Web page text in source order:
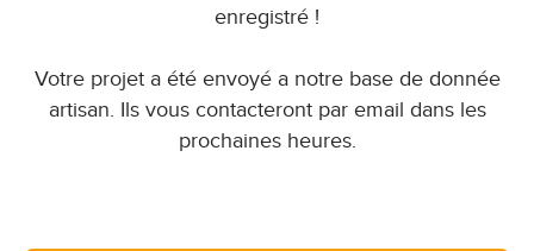
enregistré !
Votre projet a été envoyé a notre base de donnée
artisan. Ils vous contacteront par email dans les
prochaines heures.